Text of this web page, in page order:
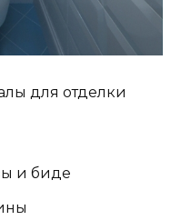
для отделки
и биде